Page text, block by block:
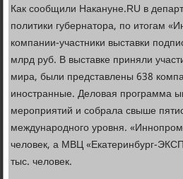
Как сообщили Накануне.RU в
политики губернатора, по итогам
компании-участники выставки
млрд руб. В выставке приняли
мира, были представлены 638
иностранные. Деловая программа
мероприятий и собрала свыше
международного уровня.
человек, а МВЦ «Екатеринбург-
тыс. человек.